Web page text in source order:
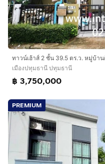
เมืองปทุมธานี ปทุมธานี
฿ 3,750,000
PREMIUM